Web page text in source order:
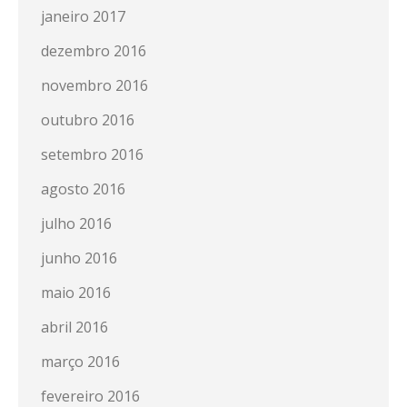
janeiro 2017
dezembro 2016
novembro 2016
outubro 2016
setembro 2016
agosto 2016
julho 2016
junho 2016
maio 2016
abril 2016
março 2016
fevereiro 2016